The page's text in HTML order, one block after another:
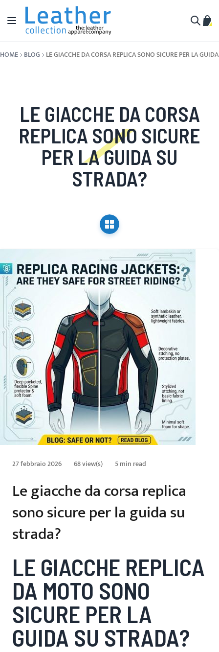
Salta al contenuto
Toggle Nav
HOME BLOG LE GIACCHE DA CORSA REPLICA SONO SICURE PER LA
LE GIACCHE DA CORSA
REPLICA SONO SICURE
PER LA GUIDA SU
STRADA?
27 febbraio 2026 68 view(s) 5 min read
Le giacche da corsa replica
sono sicure per la guida su
strada?
LE GIACCHE REPLICA
DA MOTO SONO
SICURE PER LA
GUIDA SU STRADA?